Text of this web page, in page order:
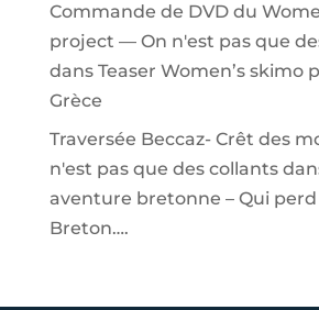
Commande de DVD du
project — On n'est pas que
dans Teaser Women’s skimo
Grèce
Traversée Beccaz- Crêt des
n'est pas que des collants
aventure bretonne – Qui
Breton….